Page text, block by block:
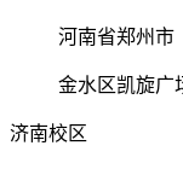
河南省郑州市
金水区凯旋广
济南校区